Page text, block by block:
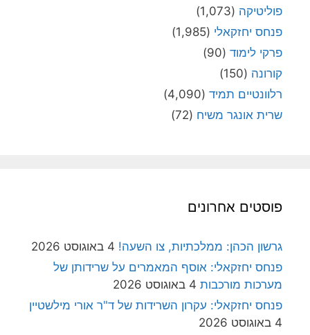
פוליטיקה (1,073)
פנחס יחזקאלי (1,985)
פרקי לימוד (90)
קורונה (150)
רלוונטיים תמיד (4,090)
שרית אונגר משיח (72)
פוסטים אחרונים
גרשון הכהן: ממלכתיות, צו השעה! 4 באוגוסט 2026
פנחס יחזקאלי: אוסף המאמרים על שרידותן של
מערכות מורכבות 4 באוגוסט 2026
פנחס יחזקאלי: עקרון השרידות של ד"ר אורי מילשטיין
4 באוגוסט 2026